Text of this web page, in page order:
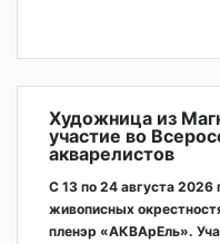
Художница из
участие во
акварелистов
С 13 по 24 августа
живописных
пленэр «АКВАрЕль».